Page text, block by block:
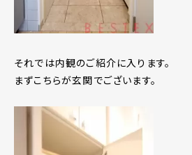
それでは内観のご紹介に入ります。
まずこちらが玄関でございます。